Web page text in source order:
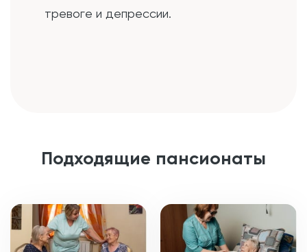
тревоге и депрессии.
Подходящие пансионаты